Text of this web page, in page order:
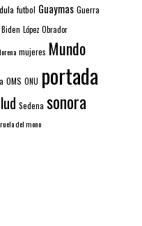
futbol Guaymas Guerra
Biden López Obrador
mujeres Mundo
OMS ONU portada
Sedena sonora
del mono